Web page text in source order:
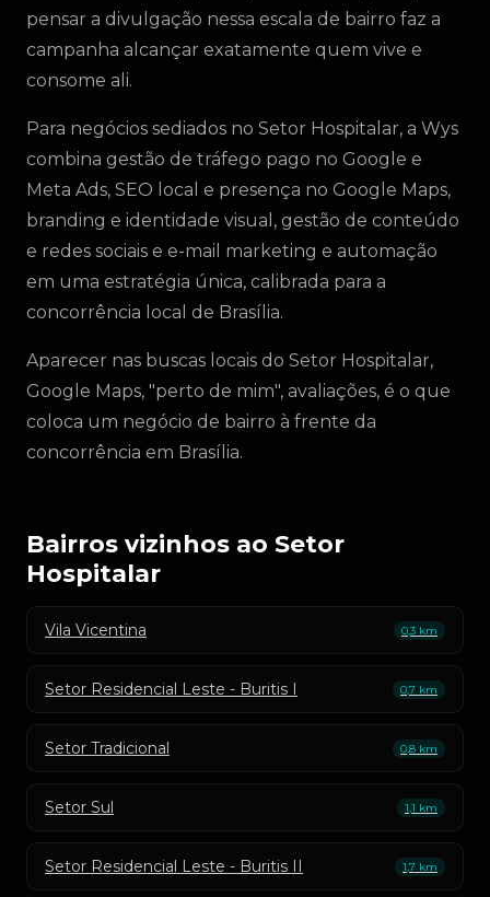
pensar a divulgação nessa escala de bairro faz a
campanha alcançar exatamente quem vive e
consome ali.
Para negócios sediados no Setor Hospitalar, a Wys
combina gestão de tráfego pago no Google e
Meta Ads, SEO local e presença no Google Maps,
branding e identidade visual, gestão de conteúdo
e redes sociais e e-mail marketing e automação
em uma estratégia única, calibrada para a
concorrência local de Brasília.
Aparecer nas buscas locais do Setor Hospitalar,
Google Maps, "perto de mim", avaliações, é o que
coloca um negócio de bairro à frente da
concorrência em Brasília.
Bairros vizinhos ao Setor
Hospitalar
Vila Vicentina 0,3 km
Setor Residencial Leste - Buritis I 0,7 km
Setor Tradicional 0,8 km
Setor Sul 1,1 km
Setor Residencial Leste - Buritis II 1,7 km